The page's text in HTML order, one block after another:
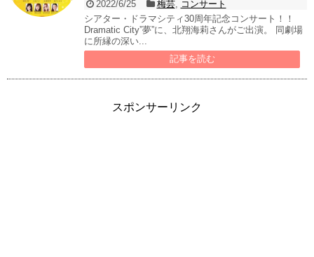
2022/6/25 梅芸, コンサート
シアター・ドラマシティ30周年記念コンサート！！
Dramatic City”夢”に、北翔海莉さんがご出演。 同劇場
に所縁の深い...
記事を読む
スポンサーリンク